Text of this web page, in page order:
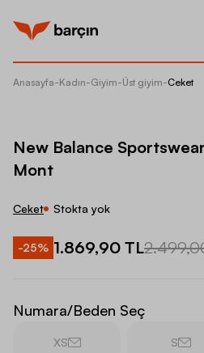
Anasayfa-Kadın-Giyim-Üst giyim-Ceket
New Balance
Mont
Ceket Stokta yok
-25% 1.869,90 TL
Numara/Beden Seç
XS S